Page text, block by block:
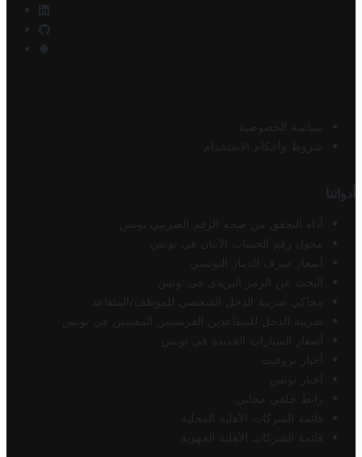
سياسة الخصوصية
شروط وأحكام الاستخدام
أدواتنا
أداة التحقق من صحة الرقم الضريبي تونس
محول رقم الحساب الآيبان في تونس
أسعار صرف الدينار التونسي
البحث عن الرمز البريدي في تونس
محاكي ضريبة الدخل الشخصي للموظف/المتقاعد
ضريبة الدخل للمتقاعدين الفرنسيين المقيمين في تونس
أسعار السيارات الجديدة في تونس
أخبار تروفيت
أخبار تونس
رابط خلفي مجاني
قائمة الشركات الأهلية المحلية
قائمة الشركات الأهلية الجهوية